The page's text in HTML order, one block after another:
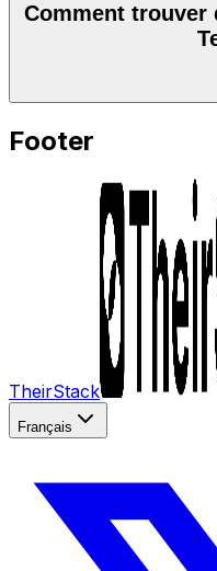
Comment
Footer
TheirStack
Français